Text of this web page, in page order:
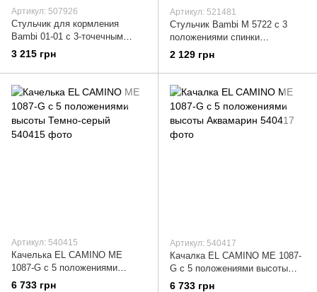
Артикул: 507926
Стульчик для кормления
Bambi 01-01 с 3-точечным
ремнем Черный
3 215 грн
Артикул: 521481
Стульчик Bambi M 5722 с 3
положениями спинки
Фиолетовый
2 129 грн
Артикул: 540415
Качелька EL CAMINO ME
1087-G с 5 положениями
высоты Темно-серый
6 733 грн
Артикул: 540417
Качалка EL CAMINO ME 1087-
G с 5 положениями высоты
Аквамарин
6 733 грн